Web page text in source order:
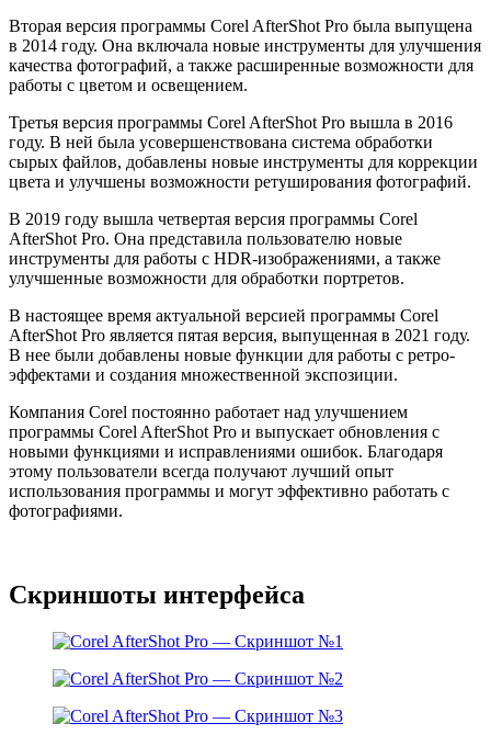
Вторая версия программы Corel AfterShot Pro была выпущена
в 2014 году. Она включала новые инструменты для улучшения
качества фотографий, а также расширенные возможности для
работы с цветом и освещением.
Третья версия программы Corel AfterShot Pro вышла в 2016
году. В ней была усовершенствована система обработки
сырых файлов, добавлены новые инструменты для коррекции
цвета и улучшены возможности ретуширования фотографий.
В 2019 году вышла четвертая версия программы Corel
AfterShot Pro. Она представила пользователю новые
инструменты для работы с HDR-изображениями, а также
улучшенные возможности для обработки портретов.
В настоящее время актуальной версией программы Corel
AfterShot Pro является пятая версия, выпущенная в 2021 году.
В нее были добавлены новые функции для работы с ретро-
эффектами и создания множественной экспозиции.
Компания Corel постоянно работает над улучшением
программы Corel AfterShot Pro и выпускает обновления с
новыми функциями и исправлениями ошибок. Благодаря
этому пользователи всегда получают лучший опыт
использования программы и могут эффективно работать с
фотографиями.
Скриншоты интерфейса